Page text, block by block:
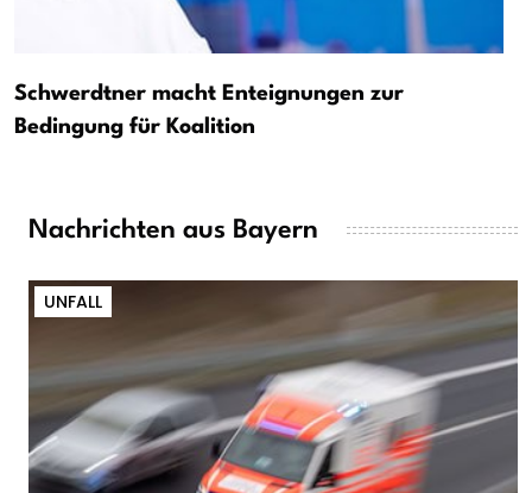
Schwerdtner macht Enteignungen zur
Bedingung für Koalition
Nachrichten aus Bayern
UNFALL